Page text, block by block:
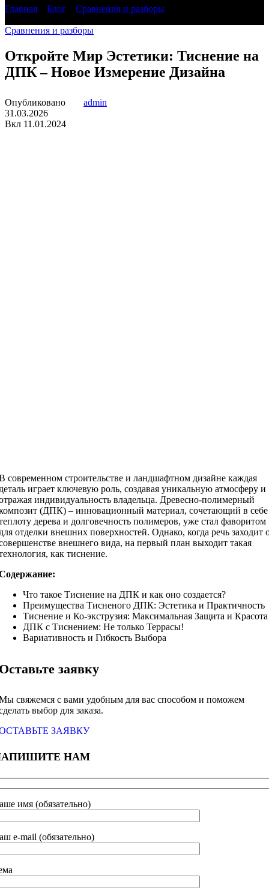
Главная Блог Сравнения и разборы
Сравнения и разборы
Откройте Мир Эстетики: Тиснение на
ДПК – Новое Измерение Дизайна
Опубликовано
admin
31.03.2026
Вкл 11.01.2024
современном строительстве и ландшафтном дизайне каждая
играет ключевую роль, создавая уникальную атмосферу и
индивидуальность владельца. Древесно-полимерный
(ДПК) – инновационный материал, сочетающий в себе
дерева и долговечность полимеров, уже стал фаворитом
отделки внешних поверхностей. Однако, когда речь заходит
внешнего вида, на первый план выходит такая
как тиснение.
Что такое Тиснение на ДПК и как оно создается?
Преимущества Тисненого ДПК: Эстетика и Практичность
Тиснение и Ко-экструзия: Максимальная Защита и Красота
ДПК с Тиснением: Не только Террасы!
Вариативность и Гибкость Выбора
заявку
свяжемся с вами удобным для вас способом и поможем
выбор для заказа.
ЗАЯВКУ
НАМ
имя (обязательно)
e-mail (обязательно)